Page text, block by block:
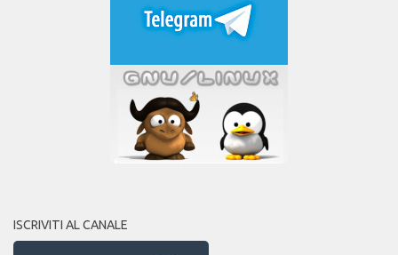
ISCRIVITI AL CANALE